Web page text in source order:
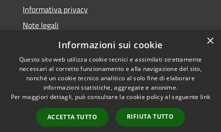
Informativa privacy
Note legali
Dichiarazione di accessibilità
Accessibilità
Copyright © 2026 • Città di
Pomezia • Powered by
Municipium•
Accesso
redazione
×
Informazioni sui cookie
Questo sito web utilizza cookie tecnici e assimilati strettamente
necessari al corretto funzionamento e alla navigazione del sito,
nonché un cookie tecnico analitico al solo fine di elaborare
informazioni statistiche, aggregate e anonime.
Per maggiori dettagli, può consultare la cookie policy al seguente link
ACCETTA TUTTO RIFIUTA TUTTO